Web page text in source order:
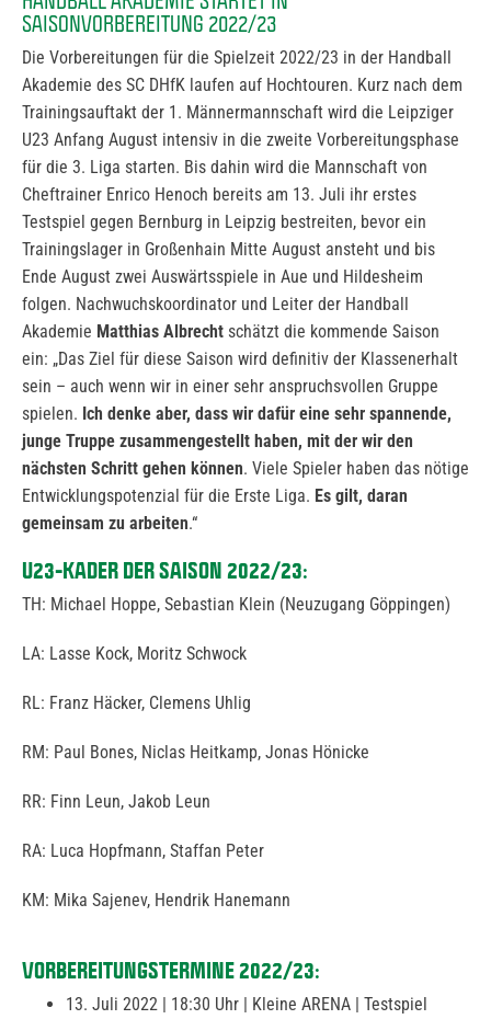
SAISONVORBEREITUNG 2022/23
Die Vorbereitungen für die Spielzeit 2022/23 in der Handball
Akademie des SC DHfK laufen auf Hochtouren. Kurz nach dem
Trainingsauftakt der 1. Männermannschaft wird die Leipziger
U23 Anfang August intensiv in die zweite Vorbereitungsphase
für die 3. Liga starten. Bis dahin wird die Mannschaft von
Cheftrainer Enrico Henoch bereits am 13. Juli ihr erstes
Testspiel gegen Bernburg in Leipzig bestreiten, bevor ein
Trainingslager in Großenhain Mitte August ansteht und bis
Ende August zwei Auswärtsspiele in Aue und Hildesheim
folgen. Nachwuchskoordinator und Leiter der Handball
Akademie Matthias Albrecht schätzt die kommende Saison
ein: „Das Ziel für diese Saison wird definitiv der Klassenerhalt
sein – auch wenn wir in einer sehr anspruchsvollen Gruppe
spielen. Ich denke aber, dass wir dafür eine sehr spannende,
junge Truppe zusammengestellt haben, mit der wir den
nächsten Schritt gehen können. Viele Spieler haben das nötige
Entwicklungspotenzial für die Erste Liga. Es gilt, daran
gemeinsam zu arbeiten.“
U23-KADER DER SAISON 2022/23:
TH: Michael Hoppe, Sebastian Klein (Neuzugang Göppingen)
LA: Lasse Kock, Moritz Schwock
RL: Franz Häcker, Clemens Uhlig
RM: Paul Bones, Niclas Heitkamp, Jonas Hönicke
RR: Finn Leun, Jakob Leun
RA: Luca Hopfmann, Staffan Peter
KM: Mika Sajenev, Hendrik Hanemann
VORBEREITUNGSTERMINE 2022/23:
13. Juli 2022 | 18:30 Uhr | Kleine ARENA | Testspiel